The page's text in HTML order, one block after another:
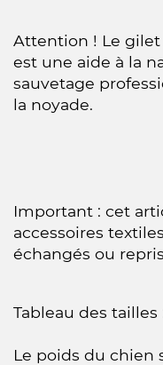
Attention ! Le
est une aide à la
sauvetage
la noyade.
Important : cet
accessoires
échangés ou
Tableau des tailles
Le poids du chien